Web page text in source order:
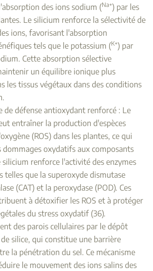
des ions sodium (Na+) par les
Le silicium renforce la sélectivité de
ions, favorisant l'absorption
tels que le potassium (K+) par
Cette absorption sélective
un équilibre ionique plus
les tissus végétaux dans des conditions
de défense antioxydant renforcé : Le
entraîner la production d'espèces
(ROS) dans les plantes, ce qui
dommages oxydatifs aux composants
silicium renforce l'activité des enzymes
telles que la superoxyde dismutase
(CAT) et la peroxydase (POD). Ces
à détoxifier les ROS et à protéger
du stress oxydatif (36).
des parois cellulaires par le dépôt
silice, qui constitue une barrière
la pénétration du sel. Ce mécanisme
le mouvement des ions salins des